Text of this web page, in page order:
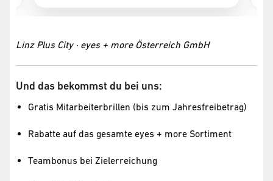
Linz Plus City · eyes + more Österreich GmbH
Und das bekommst du bei uns:
Gratis Mitarbeiterbrillen (bis zum Jahresfreibetrag)
Rabatte auf das gesamte eyes + more Sortiment
Teambonus bei Zielerreichung